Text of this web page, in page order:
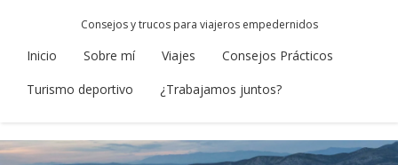
Consejos y trucos para viajeros empedernidos
Inicio Sobre mí Viajes
Consejos Prácticos
Turismo deportivo
¿Trabajamos juntos?